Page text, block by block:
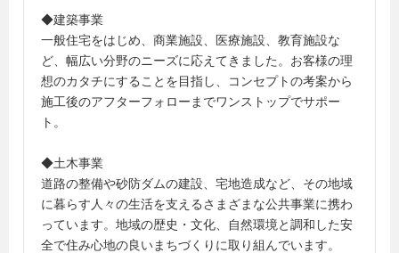
◆建築事業
一般住宅をはじめ、商業施設、医療施設、教育施設な
ど、幅広い分野のニーズに応えてきました。お客様の理
想のカタチにすることを目指し、コンセプトの考案から
施工後のアフターフォローまでワンストップでサポー
ト。
◆土木事業
道路の整備や砂防ダムの建設、宅地造成など、その地域
に暮らす人々の生活を支えるさまざまな公共事業に携わ
っています。地域の歴史・文化、自然環境と調和した安
全で住み心地の良いまちづくりに取り組んでいます。